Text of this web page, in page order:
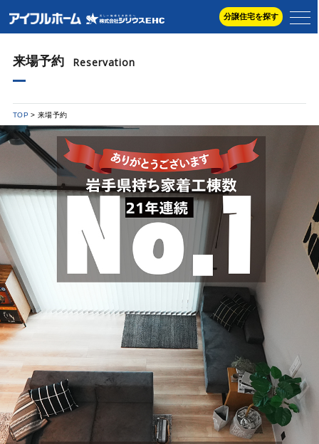
分譲住宅を探す
来場予約 Reservation
TOP 来場予約